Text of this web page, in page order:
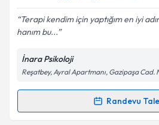
E-posta Adresiniz
Kişisel verilerimin
Metni'ni okudum ve kişisel
kapsamda işlenmesini
Terapi kendim için yaptığım en iyi
hanım bu...
İnara Psikoloji
Reşatbey, Ayral Apartmanı, Gazipaşa Cad.
Randevu
Randevu Takvimi Talebi